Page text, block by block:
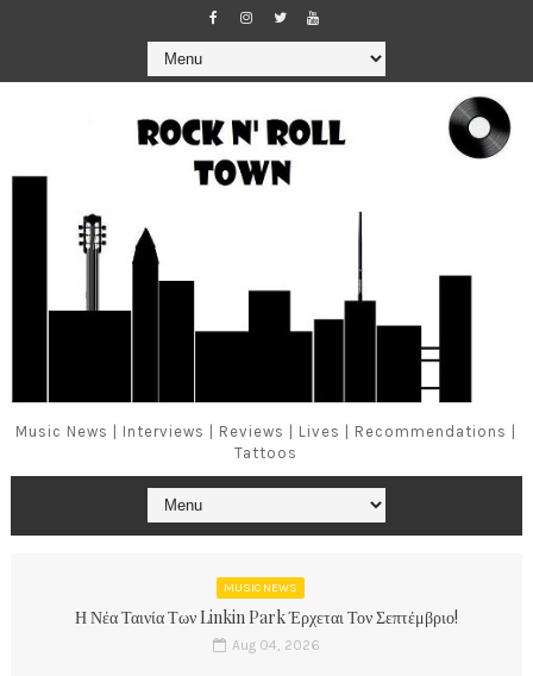
Music News | Interviews | Reviews | Lives | Recommendations |
Tattoos
MUSIC NEWS
Η Νέα Ταινία Των Linkin Park Έρχεται Τον Σεπτέμβριο!
Aug 04, 2026